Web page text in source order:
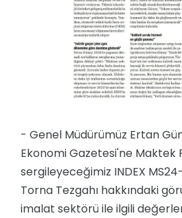
- Genel Müdürümüz Ertan
Ekonomi Gazetesi'ne Maktek
sergileyeceğimiz INDEX
Torna Tezgahı hakkındaki
imalat sektörü ile ilgili